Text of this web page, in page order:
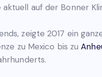
aktuell auf der Bonner
zeigte 2017 ein
zu Mexico bis zu